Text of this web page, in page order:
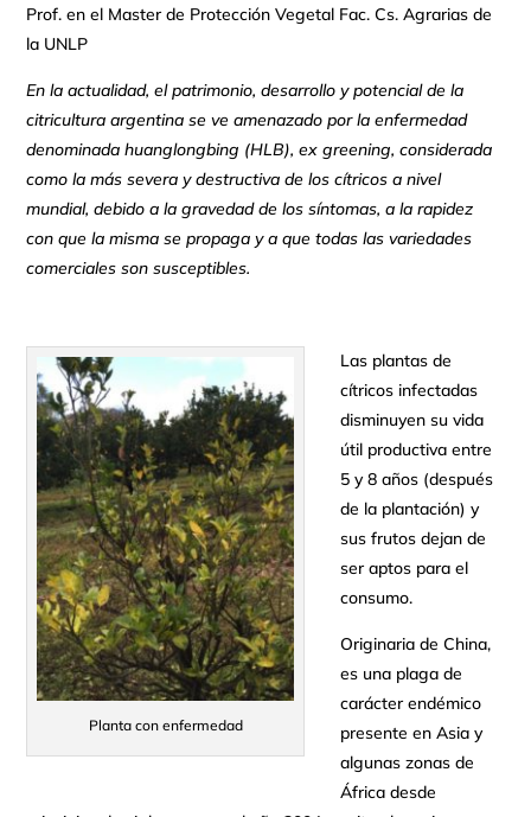
Prof. en el Master de Protección Vegetal Fac. Cs. Agrarias de
la UNLP
En la actualidad, el patrimonio, desarrollo y potencial de la
citricultura argentina se ve amenazado por la enfermedad
denominada huanglongbing (HLB), ex greening, considerada
como la más severa y destructiva de los cítricos a nivel
mundial, debido a la gravedad de los síntomas, a la rapidez
con que la misma se propaga y a que todas las variedades
comerciales son susceptibles.
Planta con enfermedad
Las plantas de
cítricos infectadas
disminuyen su vida
útil productiva entre
5 y 8 años (después
de la plantación) y
sus frutos dejan de
ser aptos para el
consumo.
Originaria de China,
es una plaga de
carácter endémico
presente en Asia y
algunas zonas de
África desde